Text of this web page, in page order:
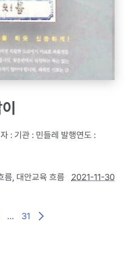
: 기관 : 민들레 발행연도 :
2021-11-30
름, 대안교육 흐름
… 31